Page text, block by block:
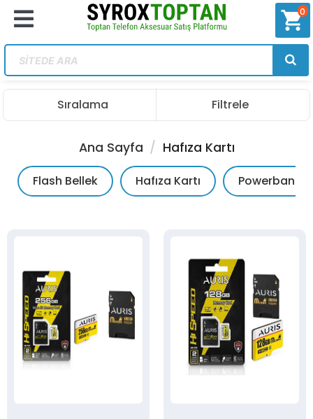
shopping_cart
0
Sıralama Filtrele
Ana Sayfa Hafıza Kartı
Flash Bellek Hafıza Kartı Powerbank